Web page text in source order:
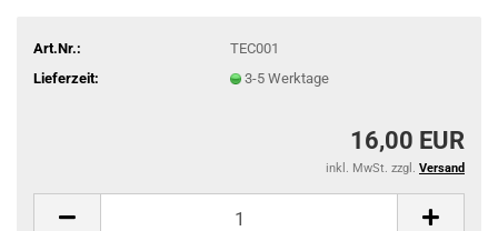
Art.Nr.:
TEC001
Lieferzeit:
3-5 Werktage
16,00 EUR
inkl. MwSt. zzgl. Versand